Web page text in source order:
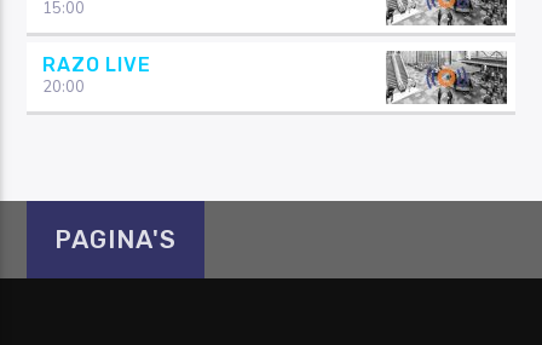
15:00
RAZO LIVE
20:00
PAGINA'S